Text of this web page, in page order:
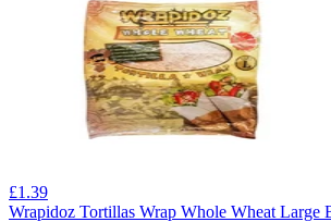
£1.39
Wrapidoz Tortillas Wrap Whole Wheat Large